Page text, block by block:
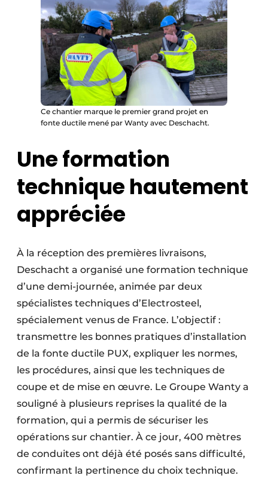
Ce chantier marque le premier grand projet en
fonte ductile mené par Wanty avec Deschacht.
Une formation
technique hautement
appréciée
À la réception des premières livraisons,
Deschacht a organisé une formation technique
d’une demi-journée, animée par deux
spécialistes techniques d’Electrosteel,
spécialement venus de France. L’objectif :
transmettre les bonnes pratiques d’installation
de la fonte ductile PUX, expliquer les normes,
les procédures, ainsi que les techniques de
coupe et de mise en œuvre. Le Groupe Wanty a
souligné à plusieurs reprises la qualité de la
formation, qui a permis de sécuriser les
opérations sur chantier. À ce jour, 400 mètres
de conduites ont déjà été posés sans difficulté,
confirmant la pertinence du choix technique.